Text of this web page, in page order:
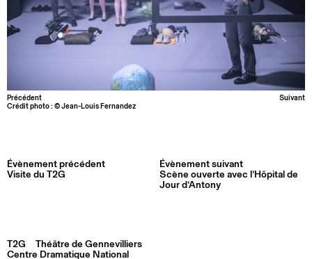
Précédent
Suivant
Crédit photo : © Jean-Louis Fernandez
Évènement précédent
Visite du T2G
Évènement suivant
Scène ouverte avec l’Hôpital de
Jour d’Antony
T2G
Théâtre de Gennevilliers
Centre Dramatique National